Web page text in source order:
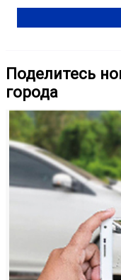
Поделитесь
города